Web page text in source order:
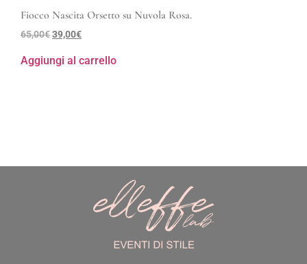
Fiocco Nascita Orsetto su Nuvola Rosa.
65,00€39,00€
Aggiungi al carrello